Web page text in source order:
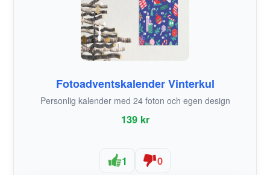
Fotoadventskalender Vinterkul
Personlig kalender med 24 foton och egen design
139 kr
1 0